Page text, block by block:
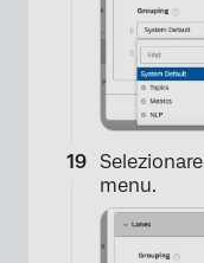
Selezionare
menu.